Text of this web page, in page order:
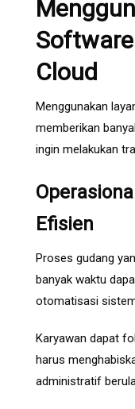
Cloud
Menggunakan
memberikan
ingin melakukan
Efisien
Proses gudang
banyak waktu
otomatisasi
Karyawan dapat
harus
administratif